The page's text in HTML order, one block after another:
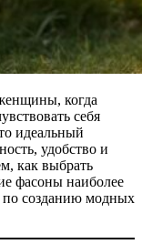
когда
себя
идеальный
удобство и
как выбрать
фасоны наиболее
по созданию модных